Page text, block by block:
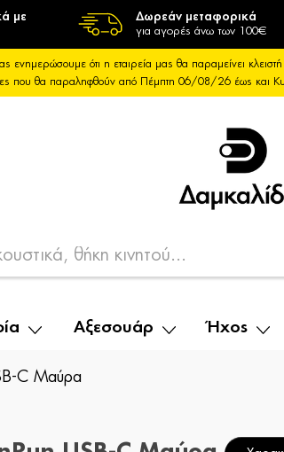
με
Δωρεάν μεταφορικά
για αγορές άνω των 100€
ενημερώσουμε ότι η εταιρεία μας θα παραμείνει
που θα παραληφθούν από Πέμπτη 06/08/26 έως
Αξεσουάρ Ήχος
C Μαύρα